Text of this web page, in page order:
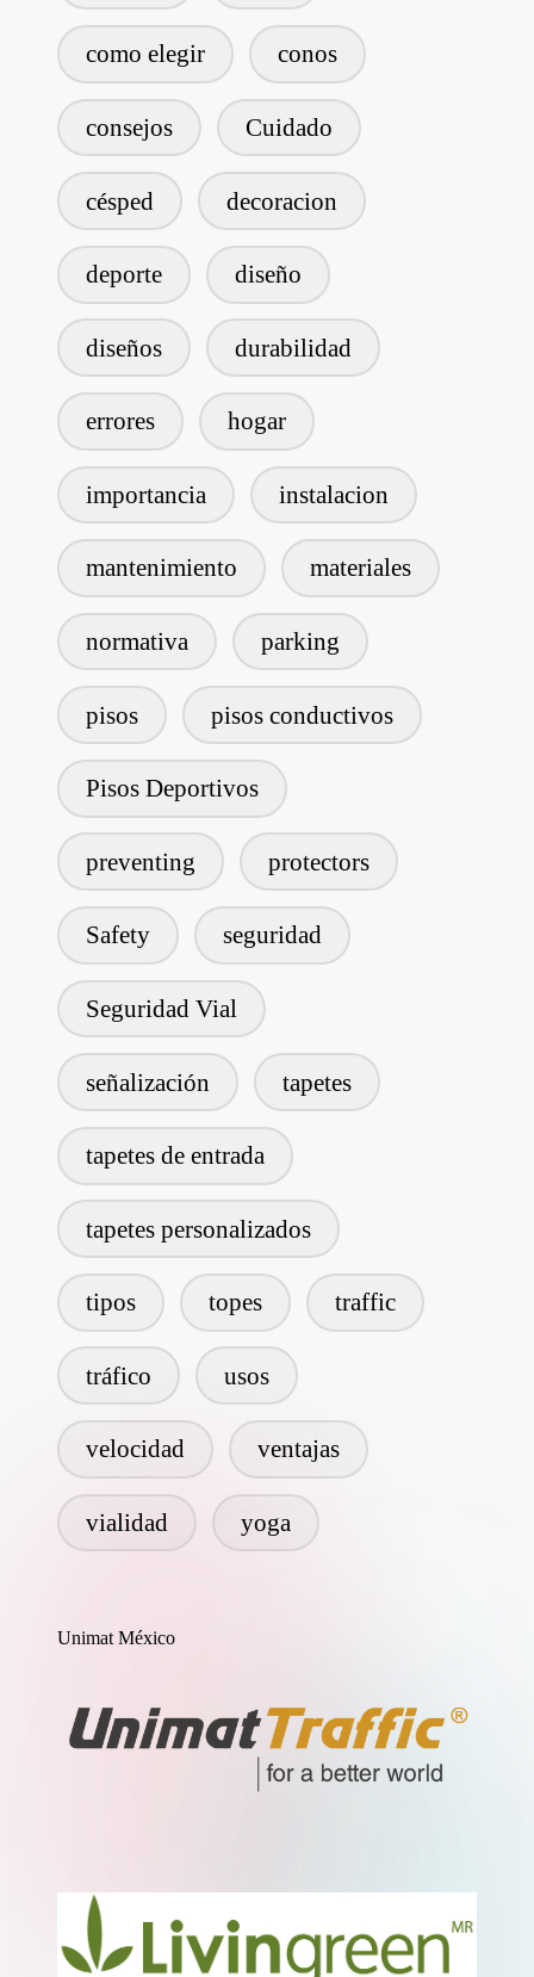
como elegir conos
consejos Cuidado
césped decoracion
deporte diseño
diseños durabilidad
errores hogar
importancia instalacion
mantenimiento materiales
normativa parking
pisos pisos conductivos
Pisos Deportivos
preventing protectors
Safety seguridad
Seguridad Vial
señalización tapetes
tapetes de entrada
tapetes personalizados
tipos topes traffic
tráfico usos
velocidad ventajas
vialidad yoga
Unimat México